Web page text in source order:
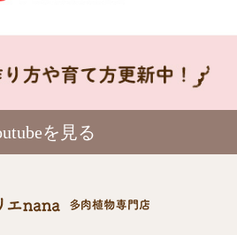
を見る